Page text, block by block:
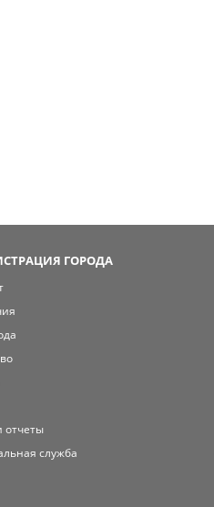
ГОРОДА
отчеты
служба